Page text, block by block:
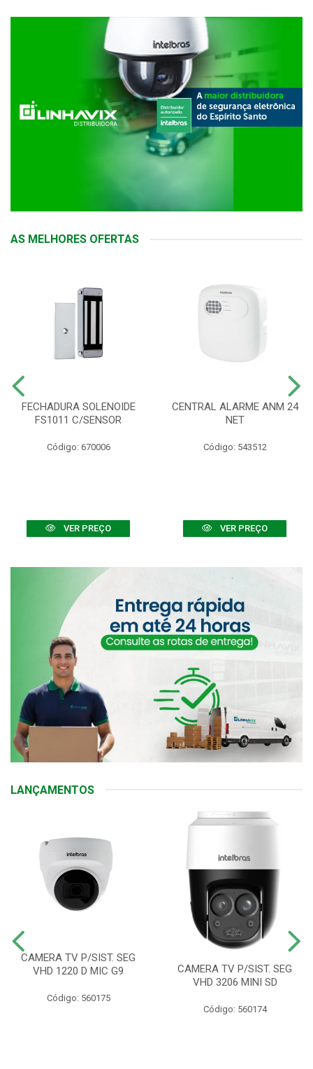
AS MELHORES OFERTAS
FECHADURA SOLENOIDE
FS1011 C/SENSOR
Código: 670006
VER PREÇO
CENTRAL ALARME ANM 24
NET
Código: 543512
VER PREÇO
LANÇAMENTOS
CAMERA TV P/SIST. SEG
VHD 1220 D MIC G9
Código: 560175
CAMERA TV P/SIST. SEG
VHD 3206 MINI SD
Código: 560174